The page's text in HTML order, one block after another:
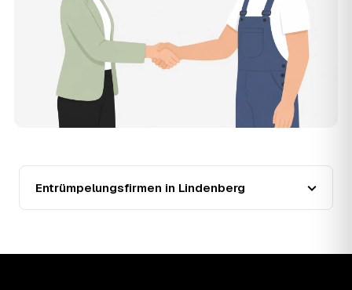
Für eine durchschnittliche Wohnung mit rund 65 m² liegen
die Kosten in Lindenberg bei etwa 1.840 €, das entspricht
im Schnitt rund 30,8 € je Quadratmeter. Zugänglichkeit
(Etage, Aufzug), Menge und Sperrmüllanteil verschieben
den Preis nach oben oder unten — den genauen
Festpreis nennt Ihnen der Entrümpler nach kurzer
Beschreibung.
Werden Entrümpelungen in Lindenberg in
Seit 2020 verlief die Preisentwicklung in Lindenberg
Jahr 2023. Eine Prognose lässt sich daraus nicht
ableiten, aber die Daten zeigen: Wer frühzeitig anfragt,
Entrümpelungsfirmen in Lindenberg